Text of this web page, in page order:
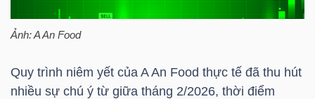
Ảnh: A An Food
Quy trình niêm yết của A An Food thực tế đã thu hút
nhiều sự chú ý từ giữa tháng 2/2026, thời điểm
ĐÔNG